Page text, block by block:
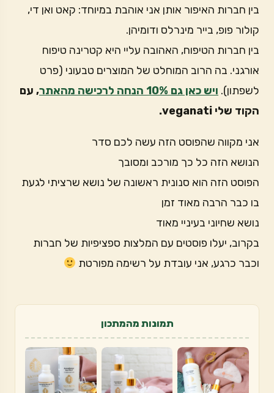
בין חברות האיפור אותן אני אוהבת במיוחד: קאט ואן די,
קולור פופ, בייר מינרלס ודומיהן.
בין חברות הטיפוח, האהובה עליי היא קטרינה טיפוח
אורגני. בה הרוב המוחלט של המוצרים טבעוני (פרט
לשפתון). ויש כאן גם 10% הנחה לרכישה מהאתר
, עם
הקוד שלי veganati.
אני מקווה שהפוסט הזה עשה לכם סדר
הנושא הזה כל כך מורכב ומסובך
הפוסט הזה הוא סנונית ראשונה של נושא שרציתי לגעת
בו כבר הרבה מאוד זמן
נושא שחיוני בעיניי מאוד
בקרוב, יעלו פוסטים עם המלצות ספציפיות של חברות
וכבר כרגע, אני עובדת על רשימה מפורטת
תמונות מהמתכון